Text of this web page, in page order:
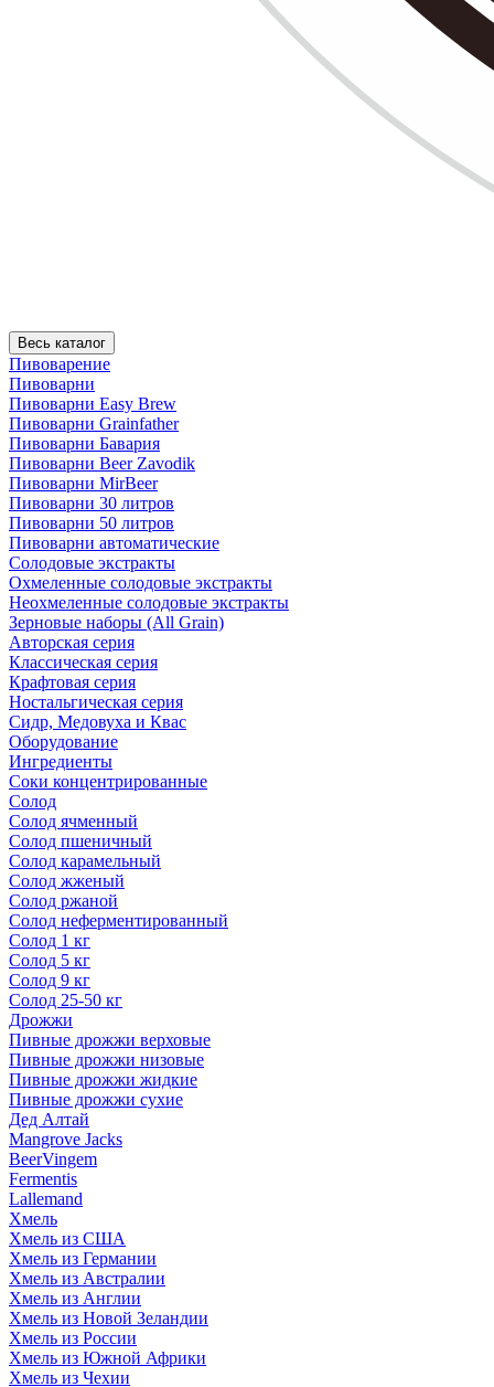
Весь каталог
Пивоварение
Пивоварни
Пивоварни Easy Brew
Пивоварни Grainfather
Пивоварни Бавария
Пивоварни Beer Zavodik
Пивоварни MirBeer
Пивоварни 30 литров
Пивоварни 50 литров
Пивоварни автоматические
Солодовые экстракты
Охмеленные солодовые экстракты
Неохмеленные солодовые экстракты
Зерновые наборы (All Grain)
Авторская серия
Классическая серия
Крафтовая серия
Ностальгическая серия
Сидр, Медовуха и Квас
Оборудование
Ингредиенты
Соки концентрированные
Солод
Солод ячменный
Солод пшеничный
Солод карамельный
Солод жженый
Солод ржаной
Солод неферментированный
Солод 1 кг
Солод 5 кг
Солод 9 кг
Солод 25-50 кг
Дрожжи
Пивные дрожжи верховые
Пивные дрожжи низовые
Пивные дрожжи жидкие
Пивные дрожжи сухие
Дед Алтай
Mangrove Jacks
BeerVingem
Fermentis
Lallemand
Хмель
Хмель из США
Хмель из Германии
Хмель из Австралии
Хмель из Англии
Хмель из Новой Зеландии
Хмель из России
Хмель из Южной Африки
Хмель из Чехии